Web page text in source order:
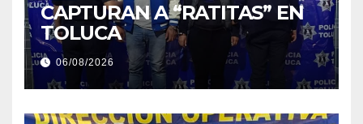
CAPTURAN A “RATITAS” EN
TOLUCA
06/08/2026